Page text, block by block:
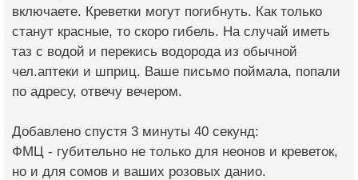
включаете. Креветки могут погибнуть. Как только
станут красные, то скоро гибель. На случай иметь
таз с водой и перекись водорода из обычной
чел.аптеки и шприц. Ваше письмо поймала, попали
по адресу, отвечу вечером.
Добавлено спустя 3 минуты 40 секунд:
ФМЦ - губительно не только для неонов и креветок,
но и для сомов и ваших розовых данио.